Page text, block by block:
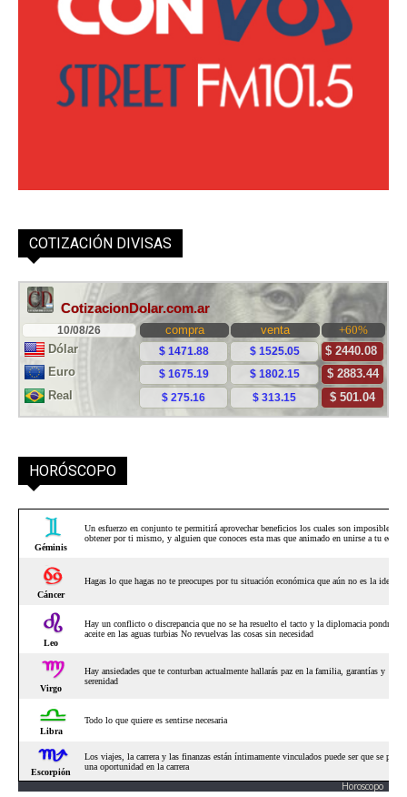
COTIZACIÓN DIVISAS
HORÓSCOPO
Horoscopo